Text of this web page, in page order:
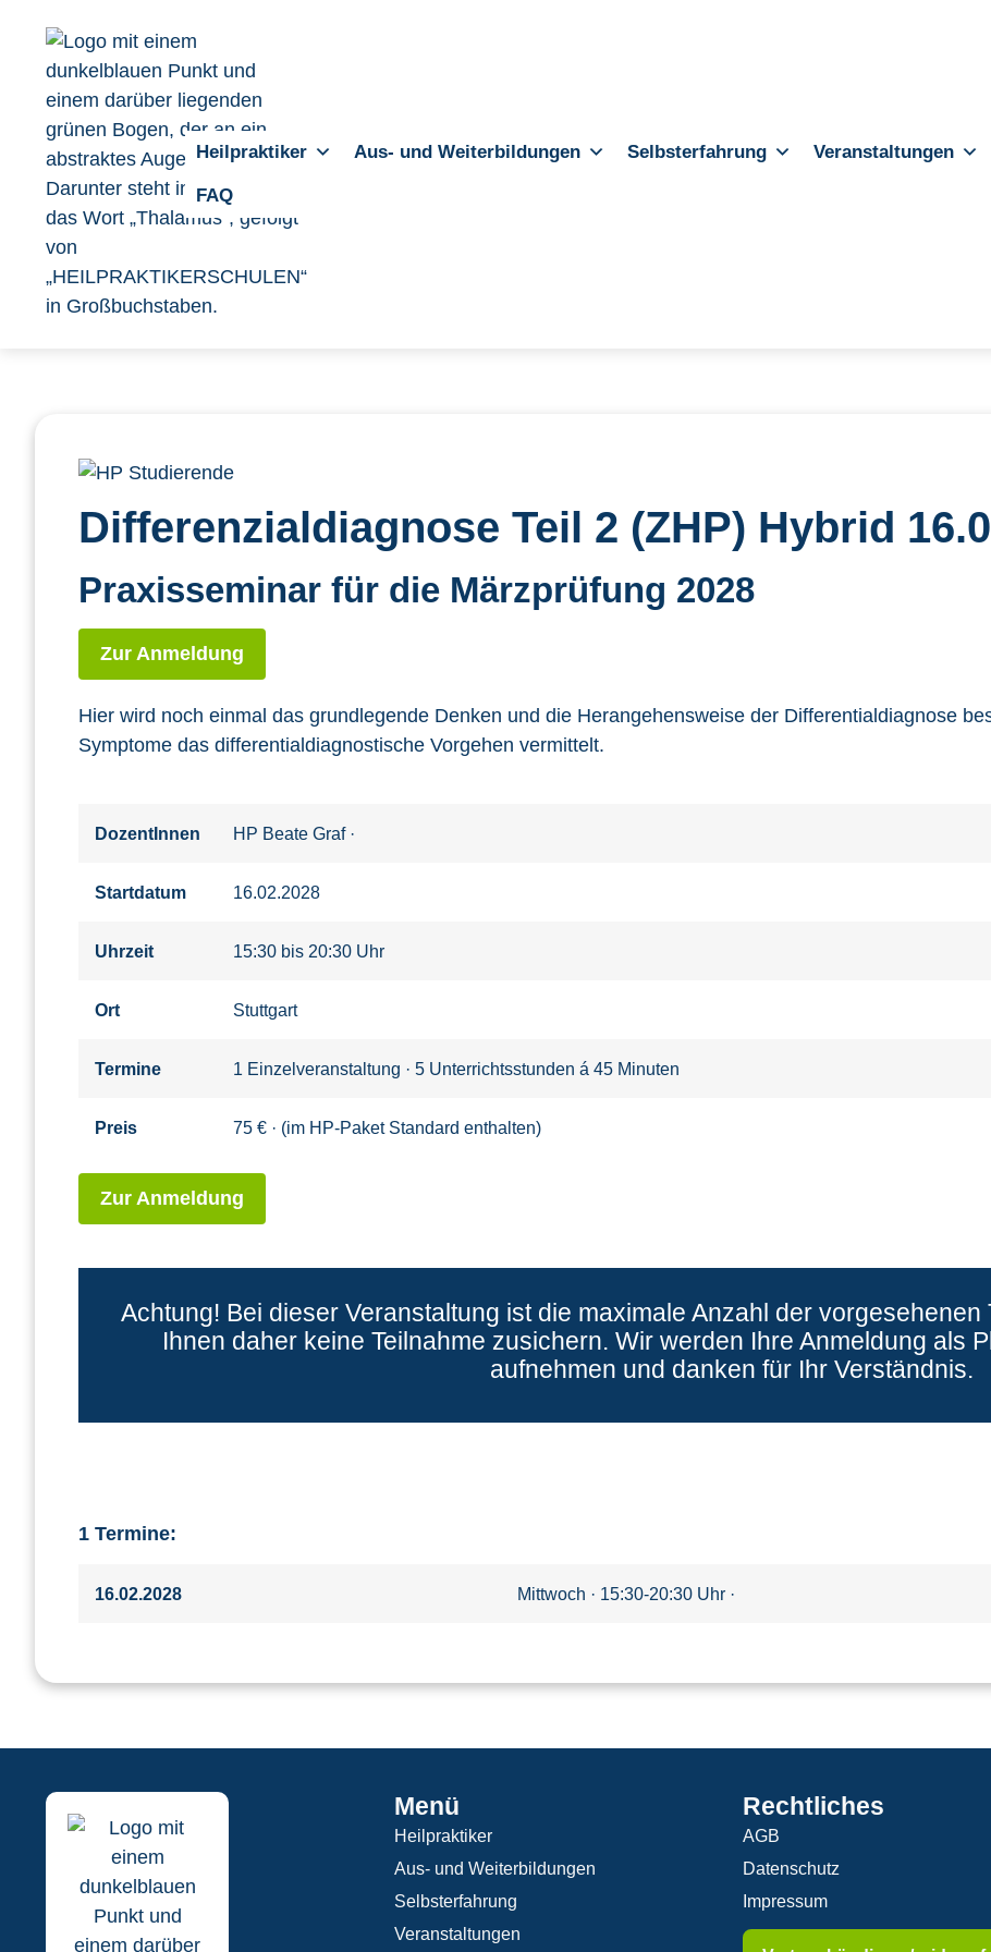
Heilpraktiker Aus- und Weiterbildungen Selbsterfahrung Veranstaltungen
FAQ
Differenzialdiagnose Teil 2 (ZHP) Hybrid
Praxisseminar für die Märzprüfung 2028
Zur Anmeldung
Hier wird noch einmal das grundlegende Denken und die Herangehensweise der Differentialdiagnose
Symptome das differentialdiagnostische Vorgehen vermittelt.
DozentInnen HP Beate Graf ·
Startdatum 16.02.2028
Uhrzeit 15:30 bis 20:30 Uhr
Ort Stuttgart
Termine 1 Einzelveranstaltung · 5 Unterrichtsstunden á 45 Minuten
Preis 75 € · (im HP-Paket Standard enthalten)
Zur Anmeldung
Achtung! Bei dieser Veranstaltung ist die maximale Anzahl der
Ihnen daher keine Teilnahme zusichern. Wir werden Ihre Anmeldung als
aufnehmen und danken für Ihr Verständnis.
1 Termine:
16.02.2028 Mittwoch · 15:30-20:30 Uhr ·
Menü
Heilpraktiker
Aus- und Weiterbildungen
Selbsterfahrung
Veranstaltungen
Rechtliches
AGB
Datenschutz
Impressum